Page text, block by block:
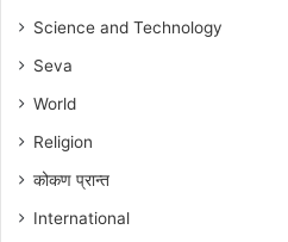
Science and Technology
Seva
World
Religion
कोकण प्रान्त
International